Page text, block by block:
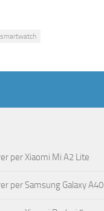
smartwatch
per Xiaomi Mi A2 Lite
per Samsung Galaxy A40